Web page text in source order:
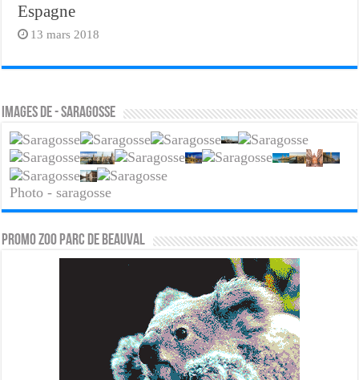
Espagne
13 mars 2018
Images de - saragosse
Photo - saragosse
PROMO ZOO PARC DE BEAUVAL